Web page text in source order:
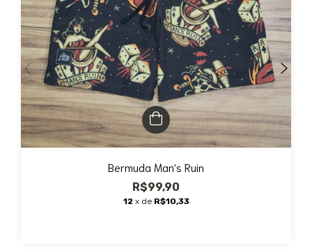
Bermuda Man's Ruin
R$99,90
12 x de R$10,33